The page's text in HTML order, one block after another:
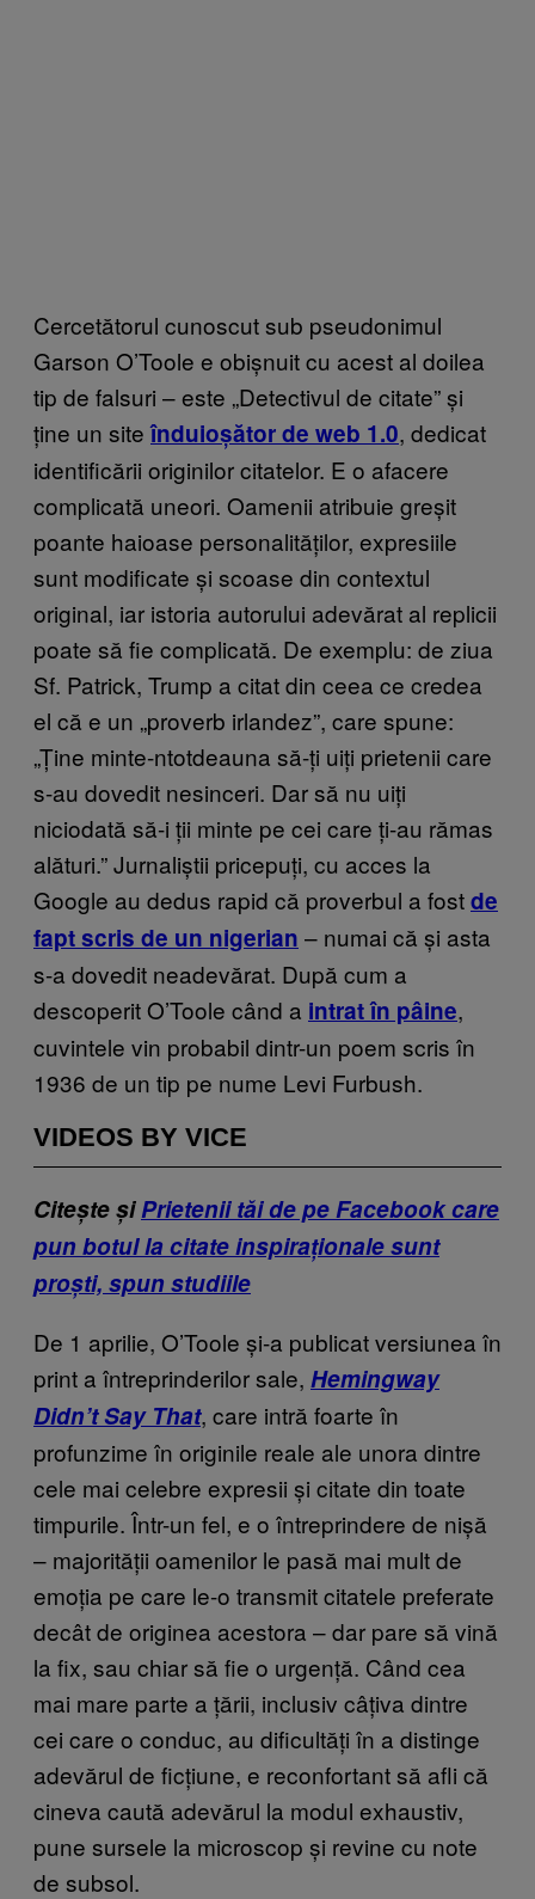
Cercetătorul cunoscut sub pseudonimul
Garson O’Toole e obișnuit cu acest al doilea
tip de falsuri – este „Detectivul de citate” și
ține un siteînduioșător de web 1.0, dedicat
identificării originilor citatelor. E o afacere
complicată uneori. Oamenii atribuie greșit
poante haioase personalităților, expresiile
sunt modificate și scoase din contextul
original, iar istoria autorului adevărat al replicii
poate să fie complicată. De exemplu: de ziua
Sf. Patrick, Trump a citat din ceea ce credea
el că e un „proverb irlandez”, care spune:
„Ține minte-ntotdeauna să-ți uiți prietenii care
s-au dovedit nesinceri. Dar să nu uiți
niciodată să-i ții minte pe cei care ți-au rămas
alături.” Jurnaliștii pricepuți, cu acces la
Google au dedus rapid că proverbul a fostde
fapt scris de un nigerian – numai că și asta
s-a dovedit neadevărat. După cum a
descoperit O’Toole când a intrat în pâine,
cuvintele vin probabil dintr-un poem scris în
1936 de un tip pe nume Levi Furbush.
VIDEOS BY VICE
Citește șiPrietenii tăi de pe Facebook care
pun botul la citate inspiraționale sunt
proști, spun studiile
De 1 aprilie, O’Toole și-a publicat versiunea în
print a întreprinderilor sale, Hemingway
Didn’t Say That, care intră foarte în
profunzime în originile reale ale unora dintre
cele mai celebre expresii și citate din toate
timpurile. Într-un fel, e o întreprindere de nișă
– majorității oamenilor le pasă mai mult de
emoția pe care le-o transmit citatele preferate
decât de originea acestora – dar pare să vină
la fix, sau chiar să fie o urgență. Când cea
mai mare parte a țării, inclusiv câțiva dintre
cei care o conduc, au dificultăți în a distinge
adevărul de ficțiune, e reconfortant să afli că
cineva caută adevărul la modul exhaustiv,
pune sursele la microscop și revine cu note
de subsol.